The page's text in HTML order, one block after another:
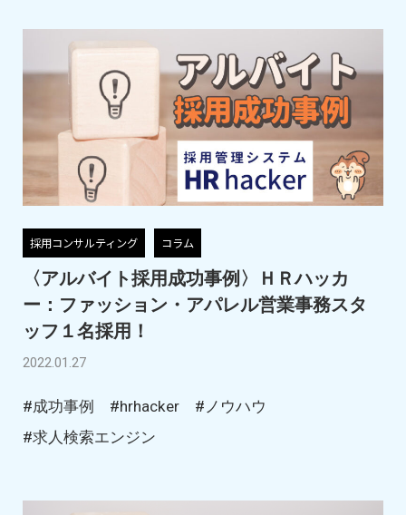
採用コンサルティング コラム
〈アルバイト採用成功事例〉ＨＲハッカ
ー：ファッション・アパレル営業事務スタ
ッフ１名採用！
2022.01.27
#成功事例 #hrhacker
#ノウハウ
#求人検索エンジン